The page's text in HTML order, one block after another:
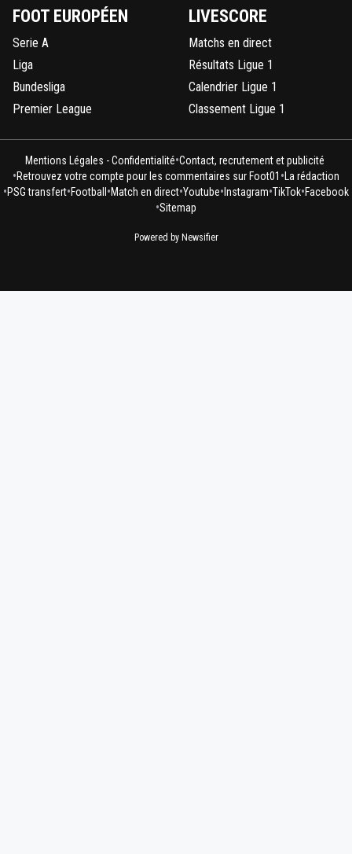
FOOT EUROPÉEN
Serie A
Liga
Bundesliga
Premier League
LIVESCORE
Matchs en direct
Résultats Ligue 1
Calendrier Ligue 1
Classement Ligue 1
Mentions Légales - Confidentialité•Contact, recrutement et publicité
•Retrouvez votre compte pour les commentaires sur Foot01 • La rédaction
•PSG transfert•Football •Match en direct•Youtube• Instagram•TikTok•Facebook
•Sitemap
Powered by Newsifier